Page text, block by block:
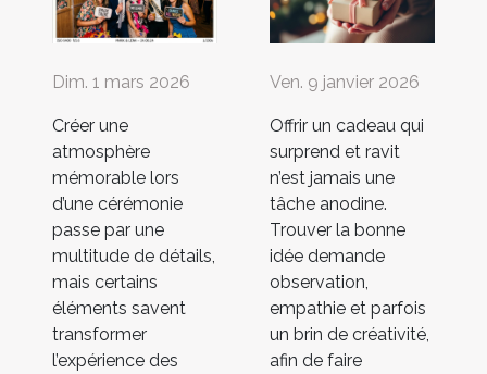
Dim. 1 mars 2026
Créer une
atmosphère
mémorable lors
d’une cérémonie
passe par une
multitude de détails,
mais certains
éléments savent
transformer
l’expérience des
Ven. 9 janvier 2026
Offrir un cadeau qui
surprend et ravit
n’est jamais une
tâche anodine.
Trouver la bonne
idée demande
observation,
empathie et parfois
un brin de créativité,
afin de faire